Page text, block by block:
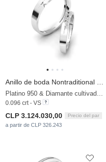
Platino 950 & Diamante cultivado en laboratorio
0.096 crt - VS
CLP 3.124.030,00 Precio del par
a partir de CLP 326.243